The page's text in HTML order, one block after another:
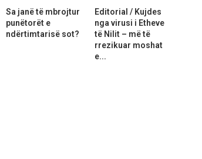
Sa janë të mbrojtur
punëtorët e
ndërtimtarisë sot?
Editorial / Kujdes
nga virusi i Etheve
të Nilit – më të
rrezikuar moshat
e...